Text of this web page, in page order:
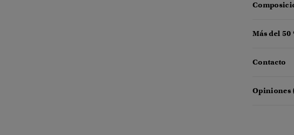
Más del
Contacto
Opiniones